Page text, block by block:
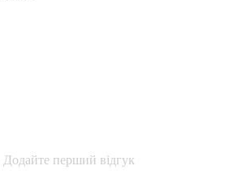
Додайте перший відгук